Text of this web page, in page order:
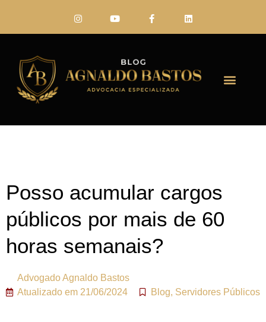
Posso acumular cargos
públicos por mais de 60
horas semanais?
AdvogadoAgnaldo Bastos
Atualizado em 21/06/2024 Blog, Servidores Públicos